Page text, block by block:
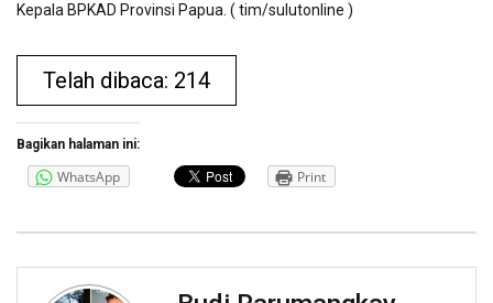
Kepala BPKAD Provinsi Papua. ( tim/sulutonline )
Telah dibaca: 214
Bagikan halaman ini:
WhatsApp Print